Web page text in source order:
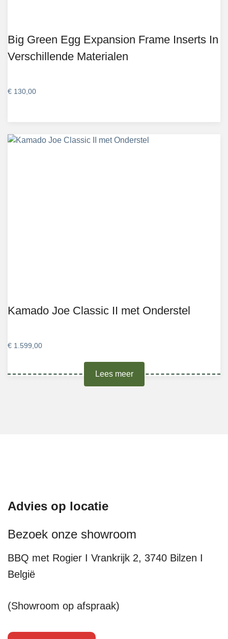
Lees meer
Big Green Egg Expansion Frame Inserts In
Verschillende Materialen
€ 130,00
Kamado Joe Classic II met Onderstel
€ 1.599,00
Advies op locatie
Bezoek onze showroom
BBQ met Rogier I Vrankrijk 2, 3740 Bilzen I
België
(Showroom op afspraak)